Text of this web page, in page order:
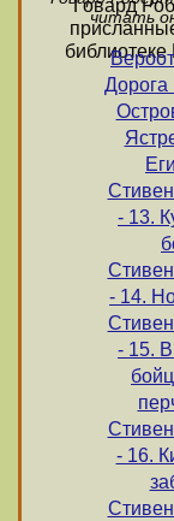
Говард
читать
Дорога
Стивен
- 13.
Стивен
- 14.
Стивен
- 15.
Стивен
- 16.
Стивен